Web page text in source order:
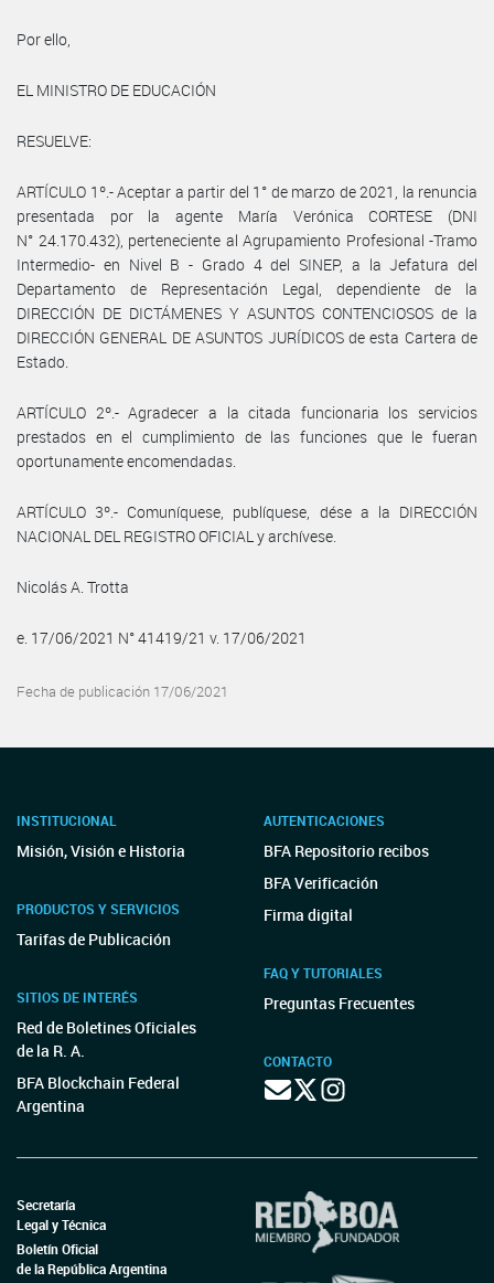
Por ello,
EL MINISTRO DE EDUCACIÓN
RESUELVE:
ARTÍCULO 1º.- Aceptar a partir del 1° de marzo de 2021, la renuncia
presentada por la agente María Verónica CORTESE (DNI
N° 24.170.432), perteneciente al Agrupamiento Profesional -Tramo
Intermedio- en Nivel B - Grado 4 del SINEP, a la Jefatura del
Departamento de Representación Legal, dependiente de la
DIRECCIÓN DE DICTÁMENES Y ASUNTOS CONTENCIOSOS de la
DIRECCIÓN GENERAL DE ASUNTOS JURÍDICOS de esta Cartera de
Estado.
ARTÍCULO 2º.- Agradecer a la citada funcionaria los servicios
prestados en el cumplimiento de las funciones que le fueran
oportunamente encomendadas.
ARTÍCULO 3º.- Comuníquese, publíquese, dése a la DIRECCIÓN
NACIONAL DEL REGISTRO OFICIAL y archívese.
Nicolás A. Trotta
e. 17/06/2021 N° 41419/21 v. 17/06/2021
Fecha de publicación 17/06/2021
INSTITUCIONAL
Misión, Visión e Historia
PRODUCTOS Y SERVICIOS
Tarifas de Publicación
SITIOS DE INTERÉS
Red de Boletines Oficiales
de la R. A.
BFA Blockchain Federal
Argentina
AUTENTICACIONES
BFA Repositorio recibos
BFA Verificación
Firma digital
FAQ Y TUTORIALES
Preguntas Frecuentes
CONTACTO
Secretaría
Legal y Técnica
Boletín Oficial
de la República Argentina